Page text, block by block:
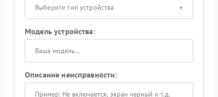
Выберите тип устройства
Модель устройства:
Описание неисправности: